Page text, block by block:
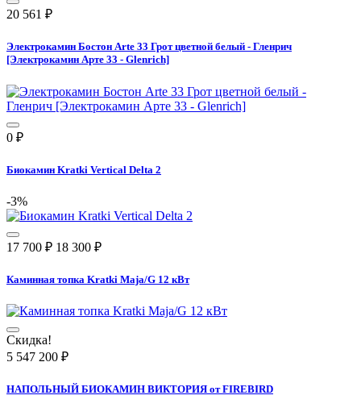
20 561 ₽
Электрокамин Бостон Arte 33 Грот цветной белый - Гленрич
[Электрокамин Арте 33 - Glenrich]
0 ₽
Биокамин Kratki Vertical Delta 2
-3%
17 700 ₽ 18 300 ₽
Каминная топка Kratki Maja/G 12 кВт
Скидка!
5 547 200 ₽
НАПОЛЬНЫЙ БИОКАМИН ВИКТОРИЯ от FIREBIRD